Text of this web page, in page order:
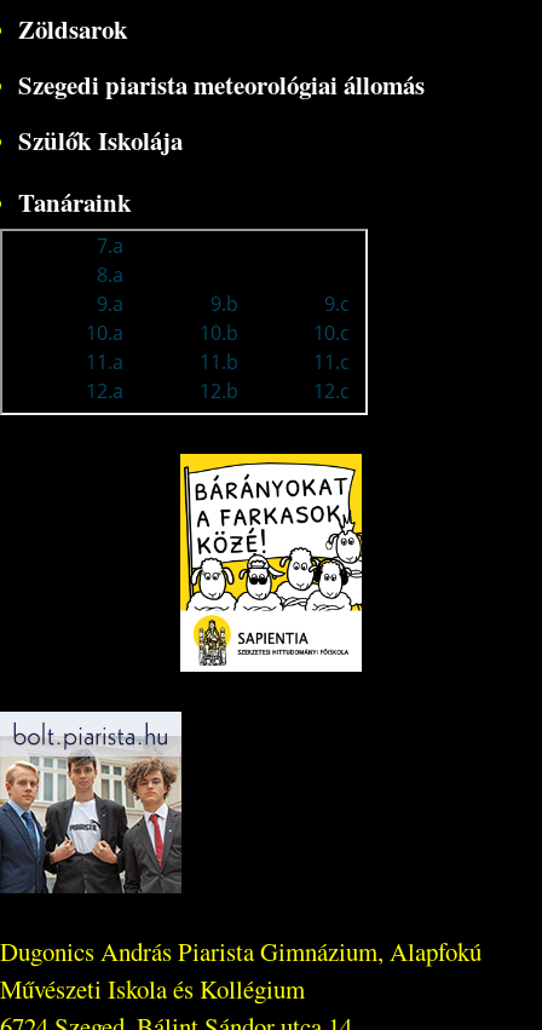
Zöldsarok
Szegedi piarista meteorológiai állomás
Szülők Iskolája
Tanáraink
Dugonics András Piarista Gimnázium, Alapfokú
Művészeti Iskola és Kollégium